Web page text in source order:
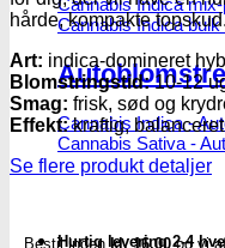
Cannabis Indica
Cannabis Indica bulk
Cannabis Indica -
Cannabis Sativa -
|
Dutch
Passion
antal
hårde, kompakte
Art: indica-domineret
Blomstringstid:10-12
Smag: frisk, sød og
Effekt:kraftig, balanceret
Se flere produkt detaljer
Bestil indenkl. 16.00og vi
Hurtig levering 2-4